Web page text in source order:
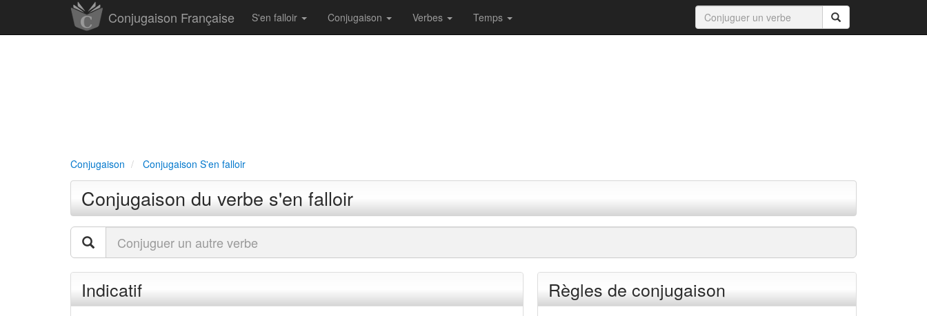
Conjugaison Française S'en falloir Conjugaison Verbes Temps
Conjugaison Conjugaison S'en falloir
Conjugaison du verbe s'en falloir
Indicatif Règles de conjugaison